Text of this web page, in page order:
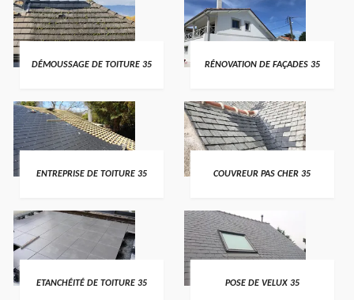
DÉMOUSSAGE DE TOITURE 35 RÉNOVATION DE FAÇADES 35
ENTREPRISE DE TOITURE 35 COUVREUR PAS CHER 35
ETANCHÉITÉ DE TOITURE 35 POSE DE VELUX 35